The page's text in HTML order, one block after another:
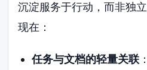
沉淀服务于行动，而非独
现在：
任务与文档的轻量关联